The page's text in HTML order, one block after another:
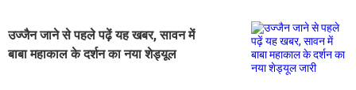
उज्जैन जाने से पहले पढ़ें यह खबर, सावन में
बाबा महाकाल के दर्शन का नया शेड्यूल